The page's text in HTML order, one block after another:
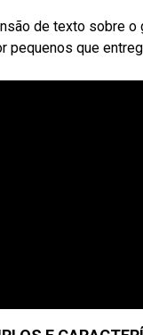
de texto sobre o
que